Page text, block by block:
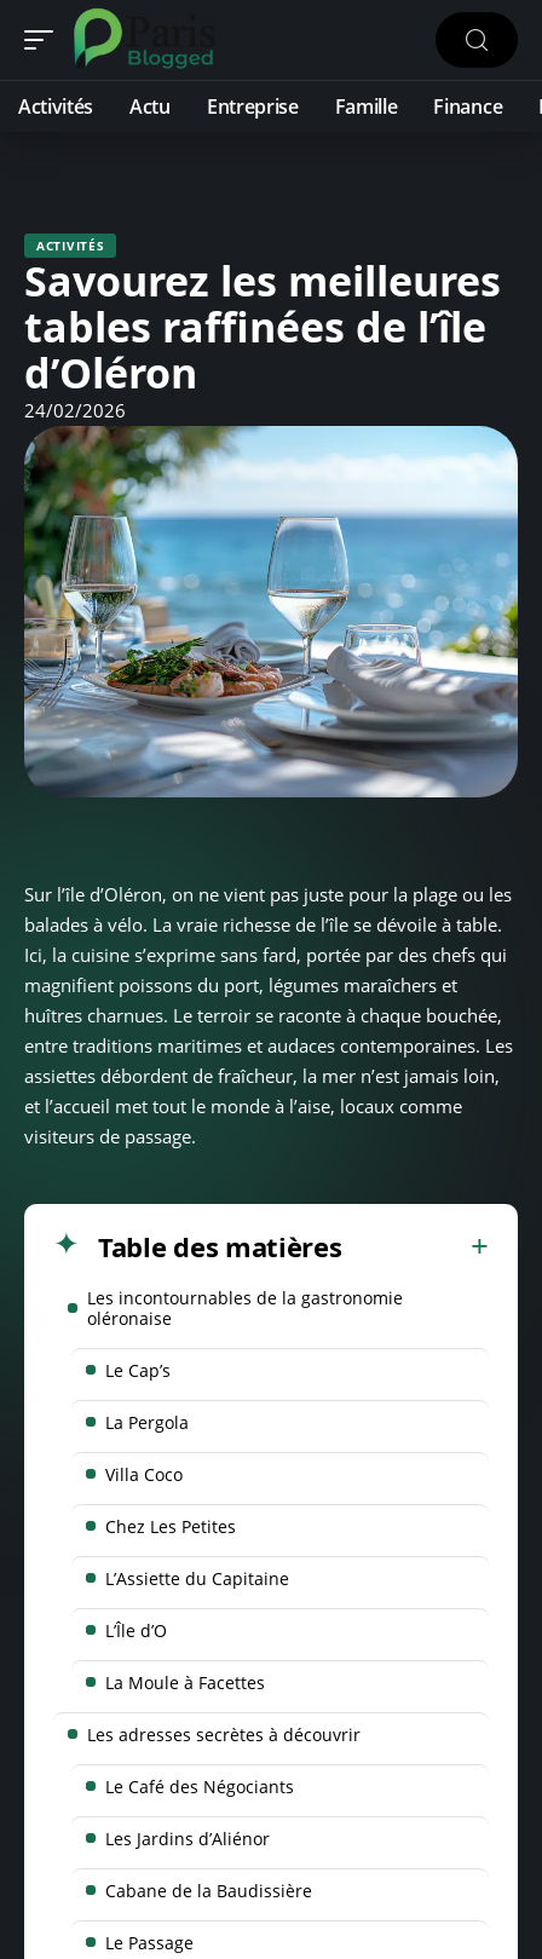
Activités Actu Entreprise Famille Finance
ACTIVITÉS
Savourez les meilleures
tables raffinées de l’île
d’Oléron
24/02/2026
Sur l’île d’Oléron, on ne vient pas juste pour la plage ou les
balades à vélo. La vraie richesse de l’île se dévoile à table.
Ici, la cuisine s’exprime sans fard, portée par des chefs qui
magnifient poissons du port, légumes maraîchers et
huîtres charnues. Le terroir se raconte à chaque bouchée,
entre traditions maritimes et audaces contemporaines. Les
assiettes débordent de fraîcheur, la mer n’est jamais loin,
et l’accueil met tout le monde à l’aise, locaux comme
visiteurs de passage.
Table des matières
Les incontournables de la gastronomie
oléronaise
Le Cap’s
La Pergola
Villa Coco
Chez Les Petites
L’Assiette du Capitaine
L’Île d’O
La Moule à Facettes
Les adresses secrètes à découvrir
Le Café des Négociants
Les Jardins d’Aliénor
Cabane de la Baudissière
Le Passage